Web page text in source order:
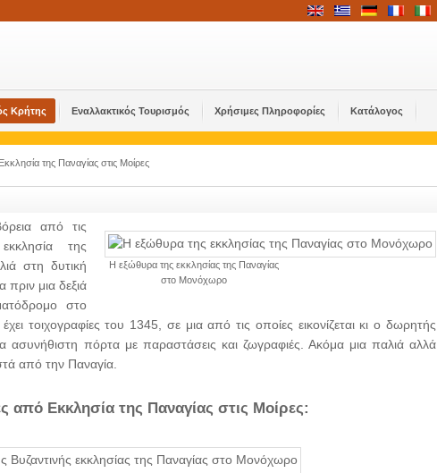
Κρήτης Εναλλακτικός Τουρισμός Χρήσιμες Πληροφορίες Κατάλογος
Εκκλησία της Παναγίας στις Μοίρες
Η εξώθυρα της εκκλησίας της Παναγίας
στο Μονόχωρο
από τις
της
στη δυτική
μια δεξιά
στο
τοιχογραφίες του 1345, σε μια από τις οποίες εικονίζεται κι ο δωρητής
ασυνήθιστη πόρτα με παραστάσεις και ζωγραφιές. Ακόμα μια παλιά αλλά
από την Παναγία.
από Εκκλησία της Παναγίας στις Μοίρες: